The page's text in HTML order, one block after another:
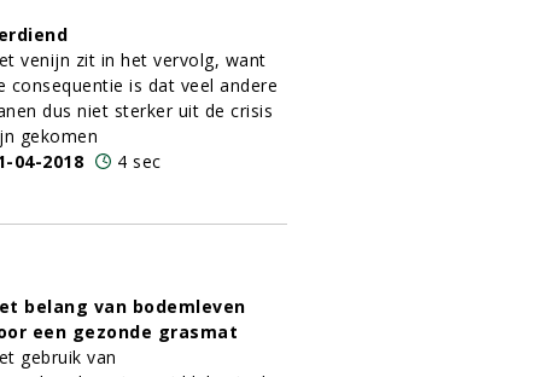
venijn zit in het vervolg, want
consequentie is dat veel andere
dus niet sterker uit de crisis
gekomen
04-2018
4 sec
belang van bodemleven
een gezonde grasmat
gebruik van